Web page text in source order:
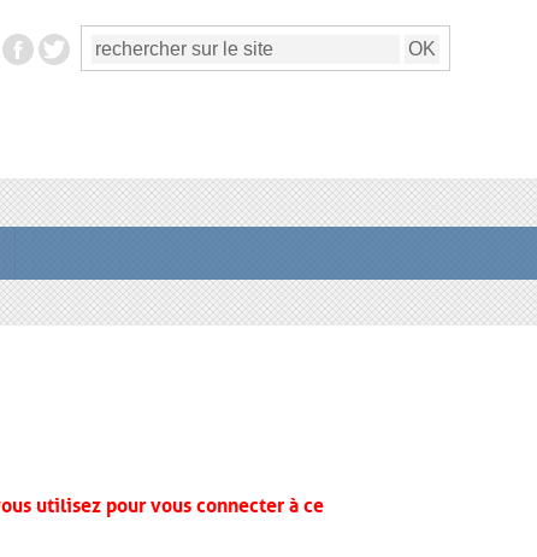
utilisez pour vous connecter à ce